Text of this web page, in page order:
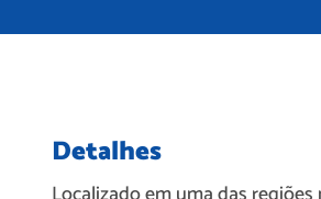
Detalhes